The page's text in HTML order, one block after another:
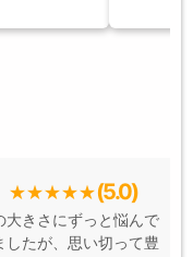
(5.0)
大きさにずっと悩んで
したが、思い切って豊